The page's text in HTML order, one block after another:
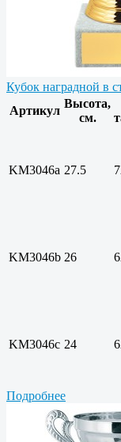
Кубок наградной в
Артикул
Высота,
см.
KM3046a 27.5
KM3046b 26
KM3046c 24
Подробнее